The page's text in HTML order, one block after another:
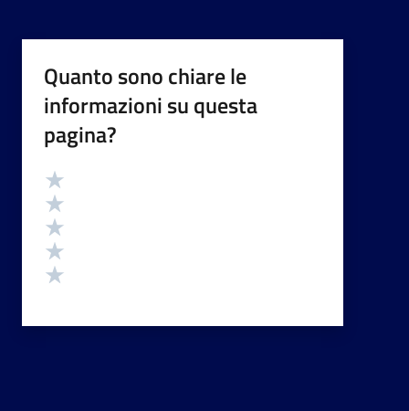
Quanto sono chiare le
informazioni su questa
pagina?
Valutazione